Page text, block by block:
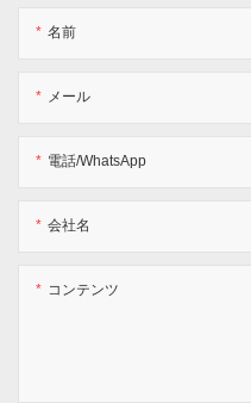
名前
メール
電話/WhatsApp
会社名
コンテンツ